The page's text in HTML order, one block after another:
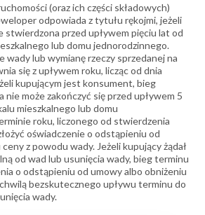
(oraz ich części składowych)
odpowiada z tytułu rękojmi, jeżeli
stwierdzona przed upływem pięciu lat od
lub domu jednorodzinnego.
wady lub wymianę rzeczy sprzedanej na
się z upływem roku, licząc od dnia
kupującym jest konsument, bieg
może zakończyć się przed upływem 5
mieszkalnego lub domu
roku, liczonego od stwierdzenia
oświadczenie o odstąpieniu od
z powodu wady. Jeżeli kupujący żądał
od wad lub usunięcia wady, bieg terminu
o odstąpieniu od umowy albo obniżeniu
bezskutecznego upływu terminu do
wady.